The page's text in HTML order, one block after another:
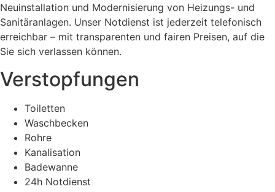
Neuinstallation und Modernisierung von Heizungs- und
Sanitäranlagen. Unser Notdienst ist jederzeit telefonisch
erreichbar – mit transparenten und fairen Preisen, auf die
Sie sich verlassen können.
Verstopfungen
Toiletten
Waschbecken
Rohre
Kanalisation
Badewanne
24h Notdienst